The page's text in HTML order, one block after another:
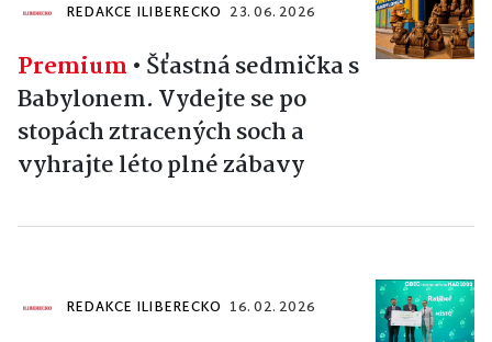
REDAKCE ILIBERECKO 23. 06. 2026
Premium • Šťastná sedmička s
Babylonem. Vydejte se po
stopách ztracených soch a
vyhrajte léto plné zábavy
REDAKCE ILIBERECKO 16. 02. 2026